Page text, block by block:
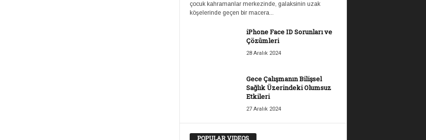
çocuk kahramanlar merkezinde, galaksinin uzak
köşelerinde geçen bir macera...
iPhone Face ID Sorunları ve
Çözümleri
28 Aralık 2024
Gece Çalışmanın Bilişsel
Sağlık Üzerindeki Olumsuz
Etkileri
27 Aralık 2024
POPULAR VIDEOS